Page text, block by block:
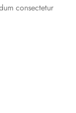
consectetur